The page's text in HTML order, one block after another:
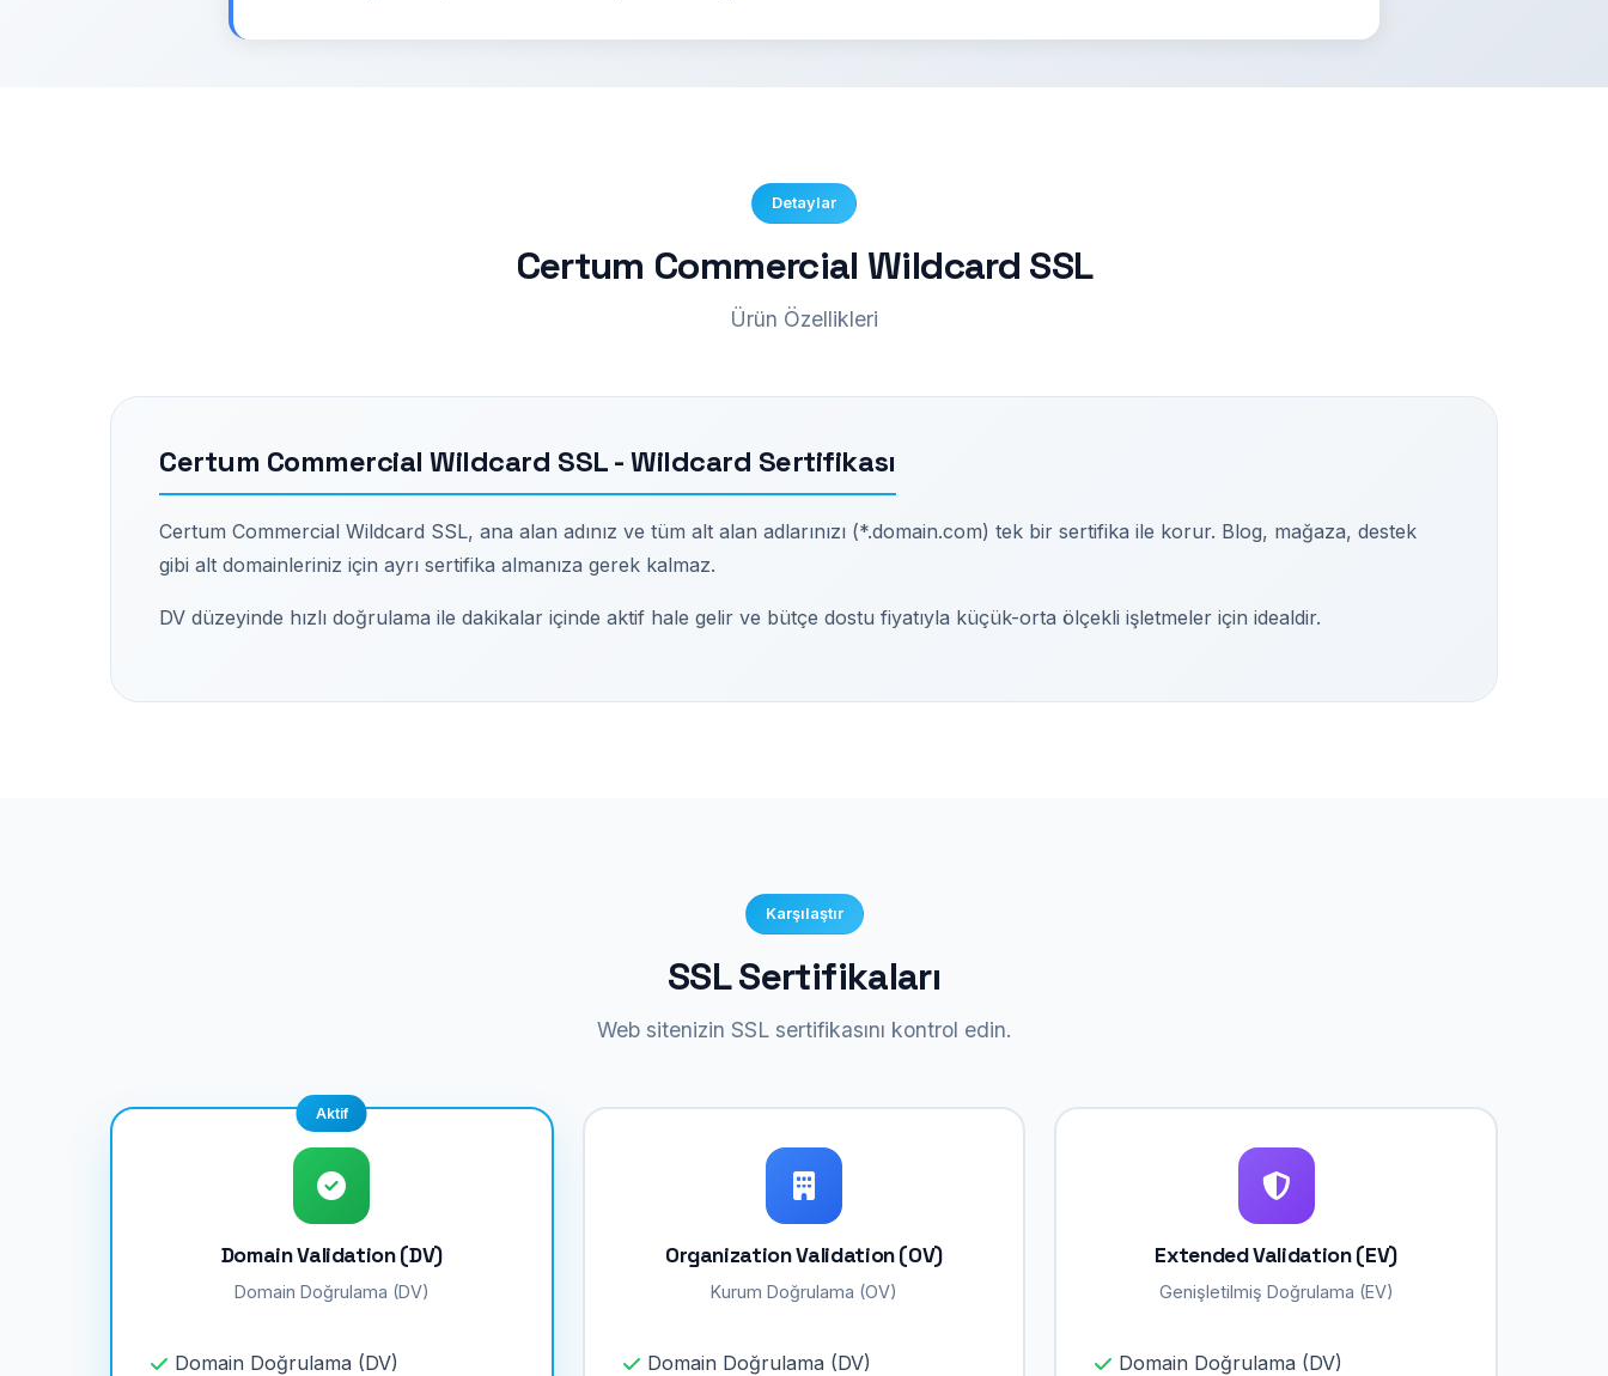
Detaylar
Certum Commercial Wildcard SSL
Ürün Özellikleri
Certum Commercial Wildcard SSL - Wildcard Sertifikası
Certum Commercial Wildcard SSL, ana alan adınız ve tüm alt alan adlarınızı (*.domain.com) tek bir sertifika ile korur. Blog, mağaza, destek
gibi alt domainleriniz için ayrı sertifika almanıza gerek kalmaz.
DV düzeyinde hızlı doğrulama ile dakikalar içinde aktif hale gelir ve bütçe dostu fiyatıyla küçük-orta ölçekli işletmeler için idealdir.
Karşılaştır
SSL Sertifikaları
Web sitenizin SSL sertifikasını kontrol edin.
Aktif
Domain Validation (DV)
Domain Doğrulama (DV)
Domain Doğrulama (DV)
Organization Validation (OV)
Kurum Doğrulama (OV)
Domain Doğrulama (DV)
Extended Validation (EV)
Genişletilmiş Doğrulama (EV)
Domain Doğrulama (DV)